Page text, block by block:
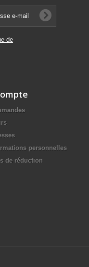
de
personnelles
de réduction